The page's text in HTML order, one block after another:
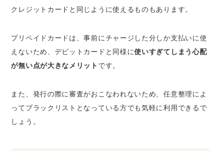
クレジットカードと同じように使えるものもあります。
プリペイドカードは、事前にチャージした分しか支払いに使
えないため、デビットカードと同様に使いすぎてしまう心配
が無い点が大きなメリット です。
また、発行の際に審査がおこなわれないため、任意整理によ
ってブラックリストとなっている方でも気軽に利用できるで
しょう。